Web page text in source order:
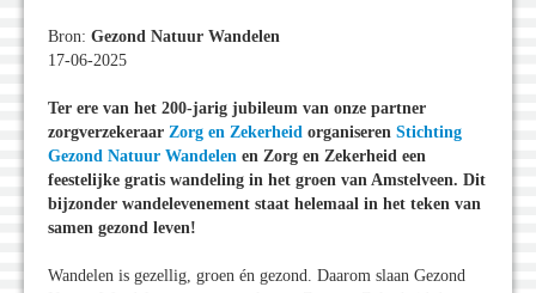
Bron: Gezond Natuur Wandelen
17-06-2025
Ter ere van het 200-jarig jubileum van onze partner
zorgverzekeraar Zorg en Zekerheid organiseren Stichting
Gezond Natuur Wandelen en Zorg en Zekerheid een
feestelijke gratis wandeling in het groen van Amstelveen. Dit
bijzonder wandelevenement staat helemaal in het teken van
samen gezond leven!
Wandelen is gezellig, groen én gezond. Daarom slaan Gezond